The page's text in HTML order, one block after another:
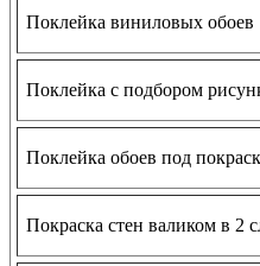
Поклейка виниловых обоев
Поклейка с подбором
Поклейка обоев под
Покраска стен валиком в 2